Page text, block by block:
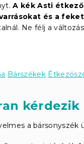
A kék Asti
és a
Ne félj a
Bárszékek
kérdezik
a bársonyszék